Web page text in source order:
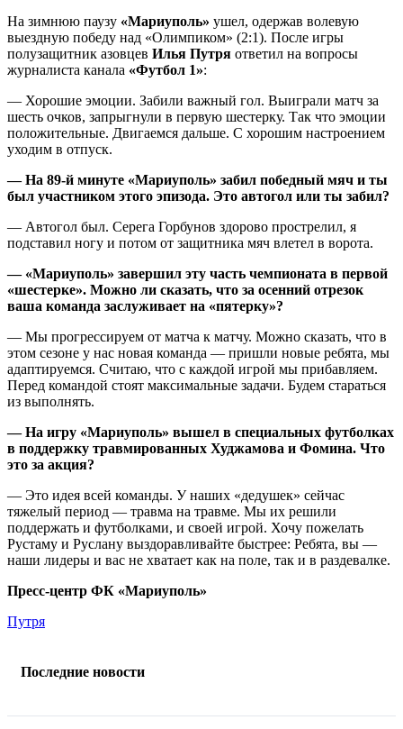
На зимнюю паузу «Мариуполь» ушел, одержав волевую
выездную победу над «Олимпиком» (2:1). После игры
полузащитник азовцев Илья Путря ответил на вопросы
журналиста канала «Футбол 1»:
— Хорошие эмоции. Забили важный гол. Выиграли матч за
шесть очков, запрыгнули в первую шестерку. Так что эмоции
положительные. Двигаемся дальше. С хорошим настроением
уходим в отпуск.
— На 89-й минуте «Мариуполь» забил победный мяч и ты
был участником этого эпизода. Это автогол или ты забил?
— Автогол был. Серега Горбунов здорово прострелил, я
подставил ногу и потом от защитника мяч влетел в ворота.
— «Мариуполь» завершил эту часть чемпионата в первой
«шестерке». Можно ли сказать, что за осенний отрезок
ваша команда заслуживает на «пятерку»?
— Мы прогрессируем от матча к матчу. Можно сказать, что в
этом сезоне у нас новая команда — пришли новые ребята, мы
адаптируемся. Считаю, что с каждой игрой мы прибавляем.
Перед командой стоят максимальные задачи. Будем стараться
из выполнять.
— На игру «Мариуполь» вышел в специальных футболках
в поддержку травмированных Худжамова и Фомина. Что
это за акция?
— Это идея всей команды. У наших «дедушек» сейчас
тяжелый период — травма на травме. Мы их решили
поддержать и футболками, и своей игрой. Хочу пожелать
Рустаму и Руслану выздоравливайте быстрее: Ребята, вы —
наши лидеры и вас не хватает как на поле, так и в раздевалке.
Пресс-центр ФК «Мариуполь»
Путря
Последние новости